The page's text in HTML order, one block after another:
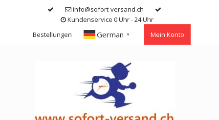
info@sofort-versand.ch
Kundenservice 0 Uhr - 24 Uhr
Bestellungen
German ▼ Mein Konto